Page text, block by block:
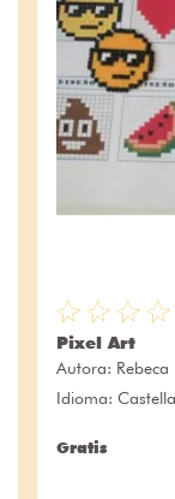
Pixel Art
Autora:
Idioma:
Gratis